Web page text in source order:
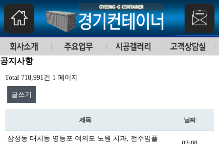
공지사항
Total 718,991건 1 페이지
글쓰기
제목 날짜
삼성동 대치동 영등포 여의도 노원 치과, 전주임플